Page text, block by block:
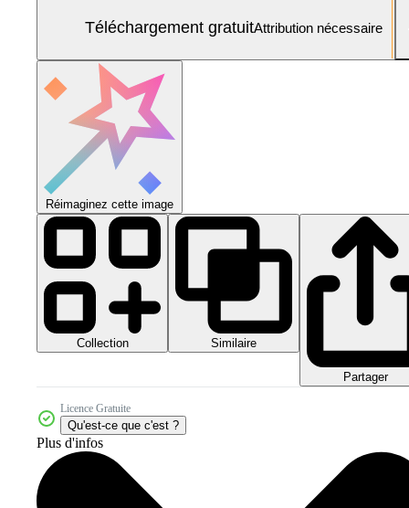
Téléchargement gratuitAttribution nécessaire
Réimaginez cette image
Collection Similaire
Partager
Licence Gratuite
Qu'est-ce que c'est ?
Plus d'infos